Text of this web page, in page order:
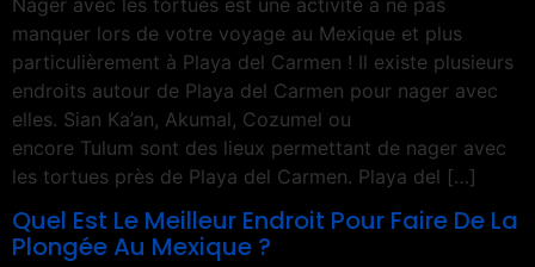
manquer lors de votre voyage au Mexique et plus
particulièrement à Playa del Carmen ! Il existe plusieurs
endroits autour de Playa del Carmen pour nager avec
elles. Sian Ka’an, Akumal, Cozumel ou
encore Tulum sont des lieux permettant de nager avec
les tortues près de Playa del Carmen. Playa del […]
Quel Est Le Meilleur Endroit Pour Faire De La
Plongée Au Mexique ?